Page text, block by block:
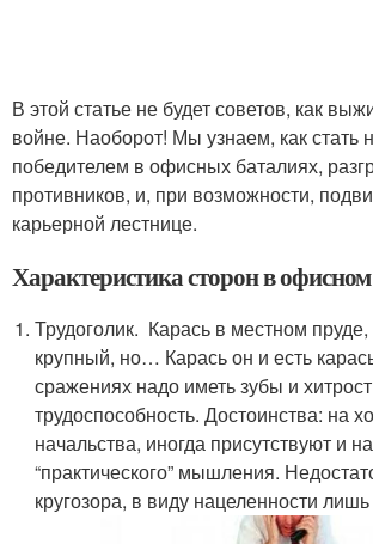
В этой статье не будет советов, как
войне. Наоборот! Мы узнаем, как стать
победителем в офисных баталиях,
противников, и, при возможности,
карьерной лестнице.
Характеристика сторон в
Трудоголик. Карась в местном
крупный, но… Карась он и есть
сражениях надо иметь зубы и
трудоспособность. Достоинства: на
начальства, иногда присутствуют и
“практического” мышления.
кругозора, в виду нацеленности